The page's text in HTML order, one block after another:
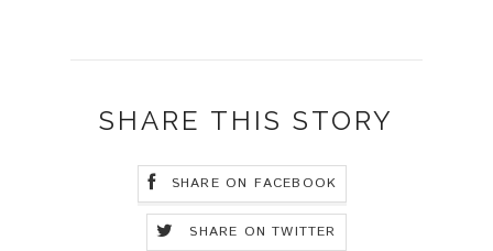
SHARE THIS STORY
SHARE ON FACEBOOK
SHARE ON TWITTER